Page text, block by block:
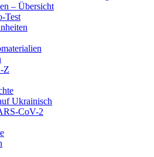
– Übersicht
Test
Z
Ukrainisch
CoV-2